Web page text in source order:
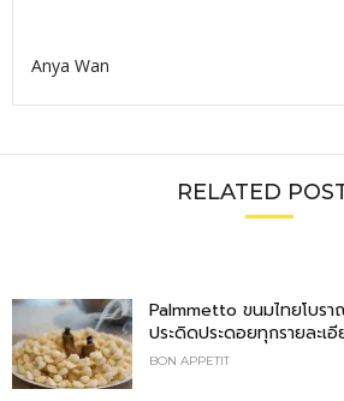
Anya Wan
RELATED
Palmmetto ขนมไทยโบร
ประดิดประดอยทุกรายละเ
BON APPETIT